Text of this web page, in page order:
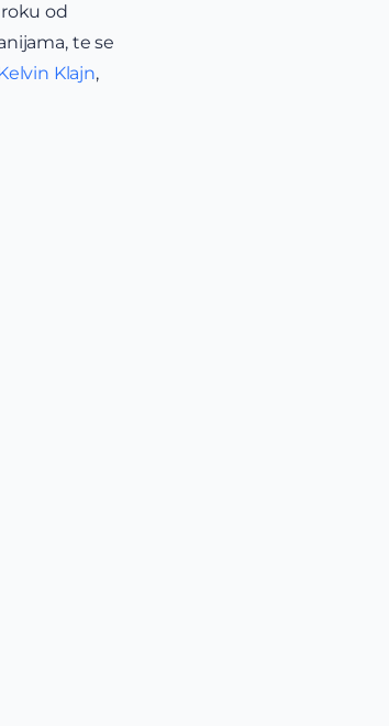
od
te se
Klajn,